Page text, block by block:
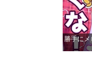
勝手に